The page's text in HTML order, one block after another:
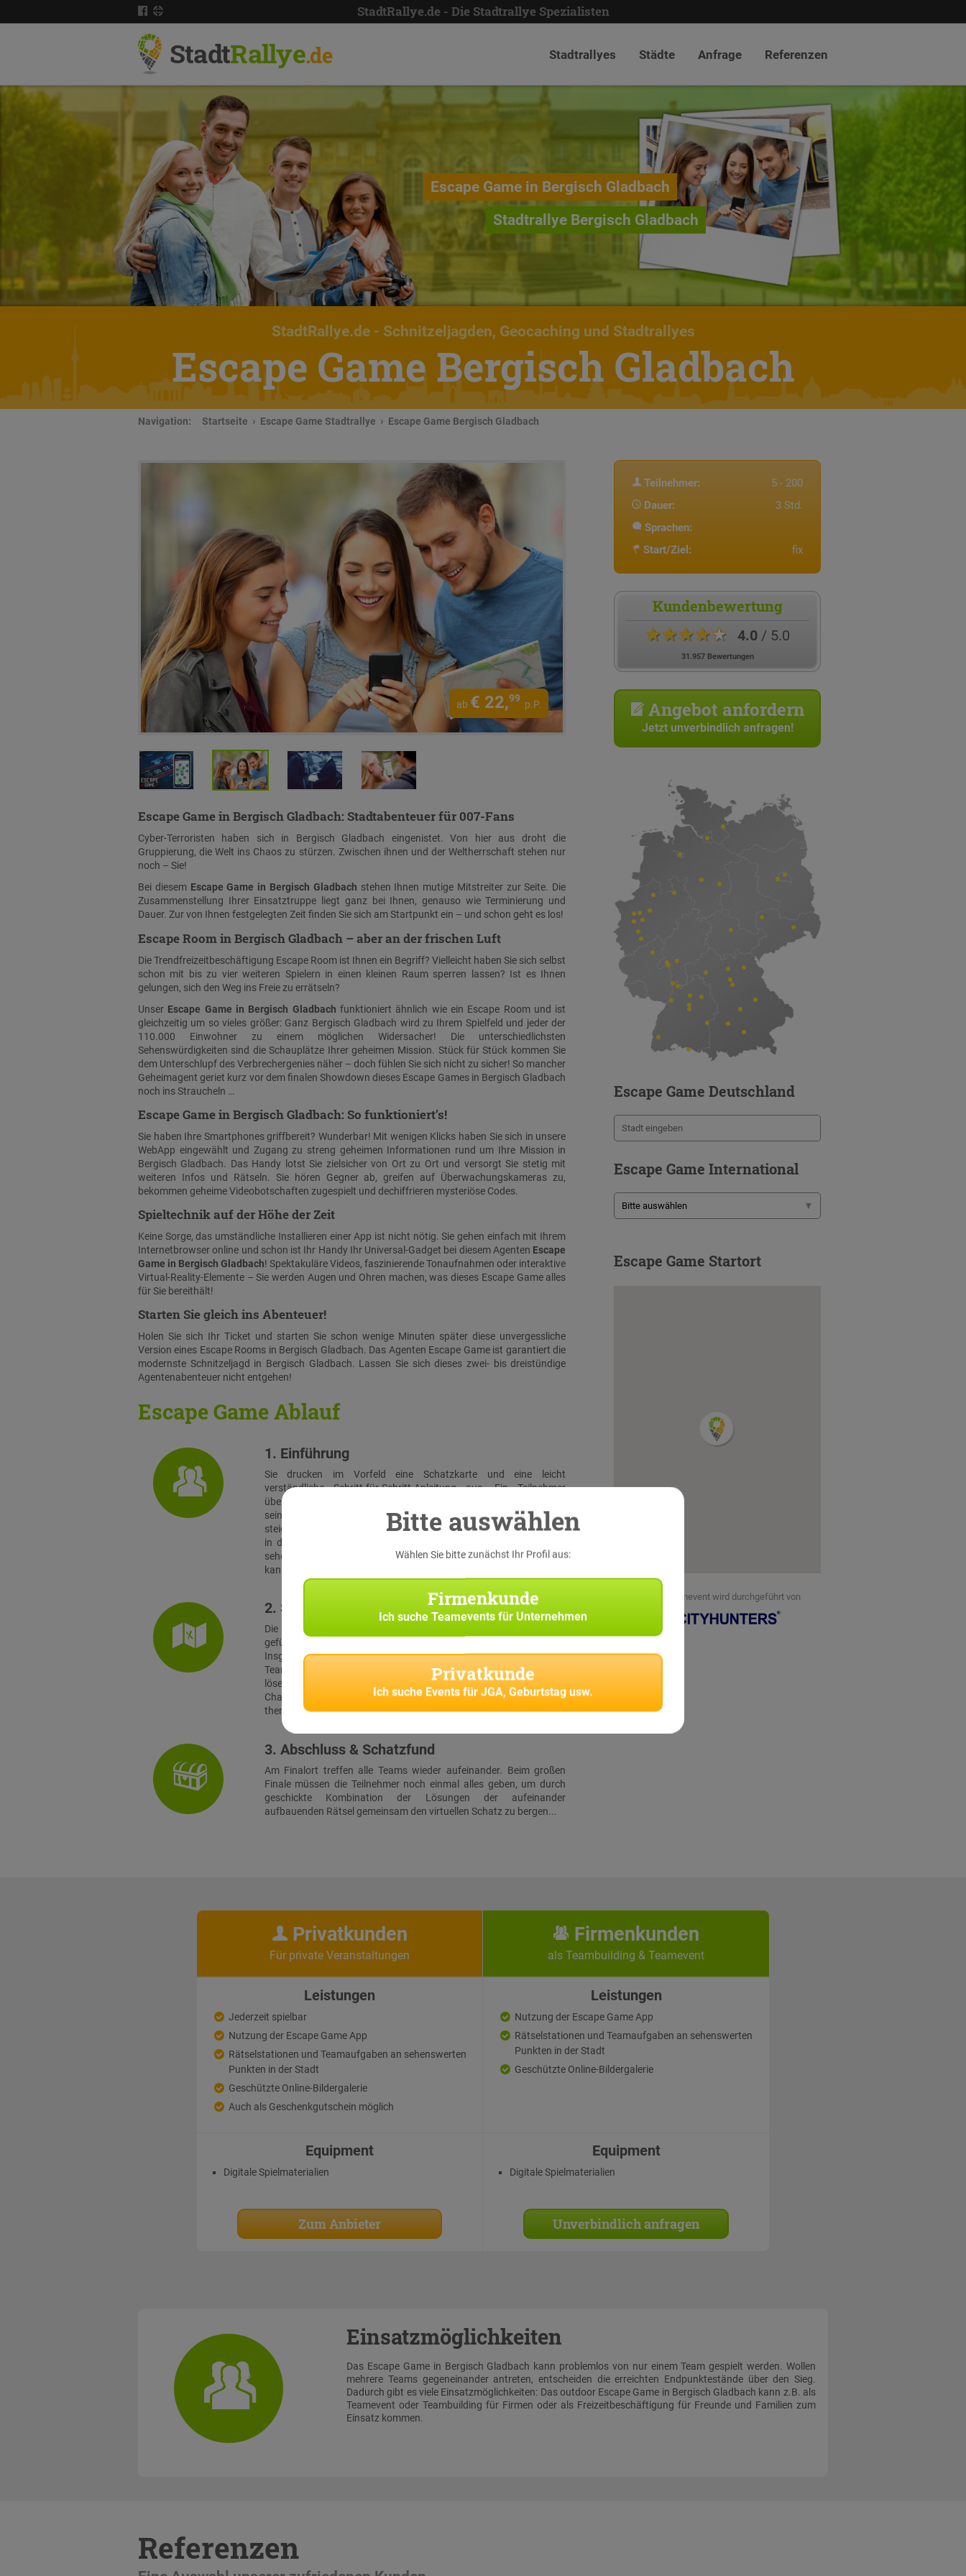
StadtRallye.de - Die Stadtrallye Spezialisten
StadtRallye.de Stadtrallyes Städte Anfrage Referenzen
Escape Game in Bergisch Gladbach
Stadtrallye Bergisch Gladbach
StadtRallye.de- Schnitzeljagden, Geocaching und Stadtrallyes
Escape Game Bergisch Gladbach
Navigation: Startseite Escape Game Stadtrallye Escape Game Bergisch Gladbach
ab € 22,99
p.P.
Escape Game in Bergisch Gladbach: Stadtabenteuer für 007-Fans
Cyber-Terroristen haben sich in Bergisch Gladbach eingenistet. Von hier aus droht die
Gruppierung, die Welt ins Chaos zu stürzen. Zwischen ihnen und der Weltherrschaft stehen nur
noch – Sie!
Bei diesem Escape Game in Bergisch Gladbach stehen Ihnen mutige Mitstreiter zur Seite. Die
Zusammenstellung Ihrer Einsatztruppe liegt ganz bei Ihnen, genauso wie Terminierung und
Dauer. Zur von Ihnen festgelegten Zeit finden Sie sich am Startpunkt ein – und schon geht es los!
Escape Room in Bergisch Gladbach – aber an der frischen Luft
Die Trendfreizeitbeschäftigung Escape Room ist Ihnen ein Begriff? Vielleicht haben Sie sich selbst
schon mit bis zu vier weiteren Spielern in einen kleinen Raum sperren lassen? Ist es Ihnen
gelungen, sich den Weg ins Freie zu errätseln?
Unser Escape Game in Bergisch Gladbach funktioniert ähnlich wie ein Escape Room und ist
gleichzeitig um so vieles größer: Ganz Bergisch Gladbach wird zu Ihrem Spielfeld und jeder der
110.000 Einwohner zu einem möglichen Widersacher! Die unterschiedlichsten
Sehenswürdigkeiten sind die Schauplätze Ihrer geheimen Mission. Stück für Stück kommen Sie
dem Unterschlupf des Verbrechergenies näher – doch fühlen Sie sich nicht zu sicher! So mancher
Geheimagent geriet kurz vor dem finalen Showdown dieses Escape Games in Bergisch Gladbach
noch ins Straucheln …
Escape Game in Bergisch Gladbach: So funktioniert’s!
Sie haben Ihre Smartphones griffbereit? Wunderbar! Mit wenigen Klicks haben Sie sich in unsere
WebApp eingewählt und Zugang zu streng geheimen Informationen rund um Ihre Mission in
Bergisch Gladbach. Das Handy lotst Sie zielsicher von Ort zu Ort und versorgt Sie stetig mit
weiteren Infos und Rätseln. Sie hören Gegner ab, greifen auf Überwachungskameras zu,
bekommen geheime Videobotschaften zugespielt und dechiffrieren mysteriöse Codes.
Spieltechnik auf der Höhe der Zeit
Keine Sorge, das umständliche Installieren einer App ist nicht nötig. Sie gehen einfach mit Ihrem
Internetbrowser online und schon ist Ihr Handy Ihr Universal-Gadget bei diesem Agenten Escape
Game in Bergisch Gladbach! Spektakuläre Videos, faszinierende Tonaufnahmen oder interaktive
Virtual-Reality-Elemente – Sie werden Augen und Ohren machen, was dieses Escape Game alles
für Sie bereithält!
Starten Sie gleich ins Abenteuer!
Holen Sie sich Ihr Ticket und starten Sie schon wenige Minuten später diese unvergessliche
Version eines Escape Rooms in Bergisch Gladbach. Das Agenten Escape Game ist garantiert die
modernste Schnitzeljagd in Bergisch Gladbach. Lassen Sie sich dieses zwei- bis dreistündige
Agentenabenteuer nicht entgehen!
Escape Game Ablauf
1. Einführung
Sie drucken im Vorfeld eine Schatzkarte und eine leicht
verständliche Schritt-für-Schritt-Anleitung aus. Ein Teilnehmer
übernimmt die Rolle des Spielleiters. Dieser aktiviert zunächst auf
seinem Smartphone das Spiel in der myCityHunt App. Anschließend
steigen alle anderen Teilnehmer mit ihren Smartphones über die App
in das Spiel ein und suchen sich eine passende Rolle aus. Dann
sehen sich alle Teilnehmer gemeinsam das Intro-Video an und schon
kann es losgehen!
2. Stadtrallye
Die Teams strömen, von der der Navigation ihres Smartphones
geführt, zu ihrer ersten Rätselstation in Bergisch Gladbach.
Insgesamt gibt es rund ein Dutzend Stationen, welche von allen
Teams angesteuert werden. Vor Ort gilt es, jeweils ein Rätsel zu
lösen. Zwischendurch bekommt jeder Teilnehmer zusätzliche
Challenges auf sein Handy gespielt. Diese Aufgaben entsprechen
thematisch den vorab verteilten Teilnehmer-Rollen.
3. Abschluss & Schatzfund
Am Finalort treffen alle Teams wieder aufeinander. Beim großen
Finale müssen die Teilnehmer noch einmal alles geben, um durch
geschickte Kombination der Lösungen der aufeinander
aufbauenden Rätsel gemeinsam den virtuellen Schatz zu bergen...
Teilnehmer:
5 - 200
Dauer:
3 Std.
Sprachen:
Start/Ziel:
fix
Kundenbewertung
★★★★★ 4.0/ 5.0
31.957 Bewertungen
Angebot anfordern
Jetzt unverbindlich anfragen!
Escape Game Deutschland
Escape Game International
Escape Game Startort
Dieses Teamevent wird durchgeführt von
Privatkunden
Für private Veranstaltungen
Firmenkunden
als Teambuilding & Teamevent
Leistungen
Jederzeit spielbar
Nutzung der Escape Game App
Rätselstationen und Teamaufgaben an sehenswerten
Punkten in der Stadt
Geschützte Online-Bildergalerie
Auch als Geschenkgutschein möglich
Leistungen
Nutzung der Escape Game App
Rätselstationen und Teamaufgaben an sehenswerten
Punkten in der Stadt
Geschützte Online-Bildergalerie
Equipment
Digitale Spielmaterialien
Equipment
Digitale Spielmaterialien
Zum Anbieter Unverbindlich anfragen
Einsatzmöglichkeiten
Das Escape Game in Bergisch Gladbach kann problemlos von nur einem Team gespielt werden. Wollen
mehrere Teams gegeneinander antreten, entscheiden die erreichten Endpunktestände über den Sieg.
Dadurch gibt es viele Einsatzmöglichkeiten: Das outdoor Escape Game in Bergisch Gladbach kann z.B. als
Teamevent oder Teambuilding für Firmen oder als Freizeitbeschäftigung für Freunde und Familien zum
Einsatz kommen.
Referenzen
Bitte auswählen
Wählen Sie bitte zunächst Ihr Profil aus:
Firmenkunde
Ich suche Teamevents für Unternehmen
Privatkunde
Ich suche Events für JGA, Geburtstag usw.